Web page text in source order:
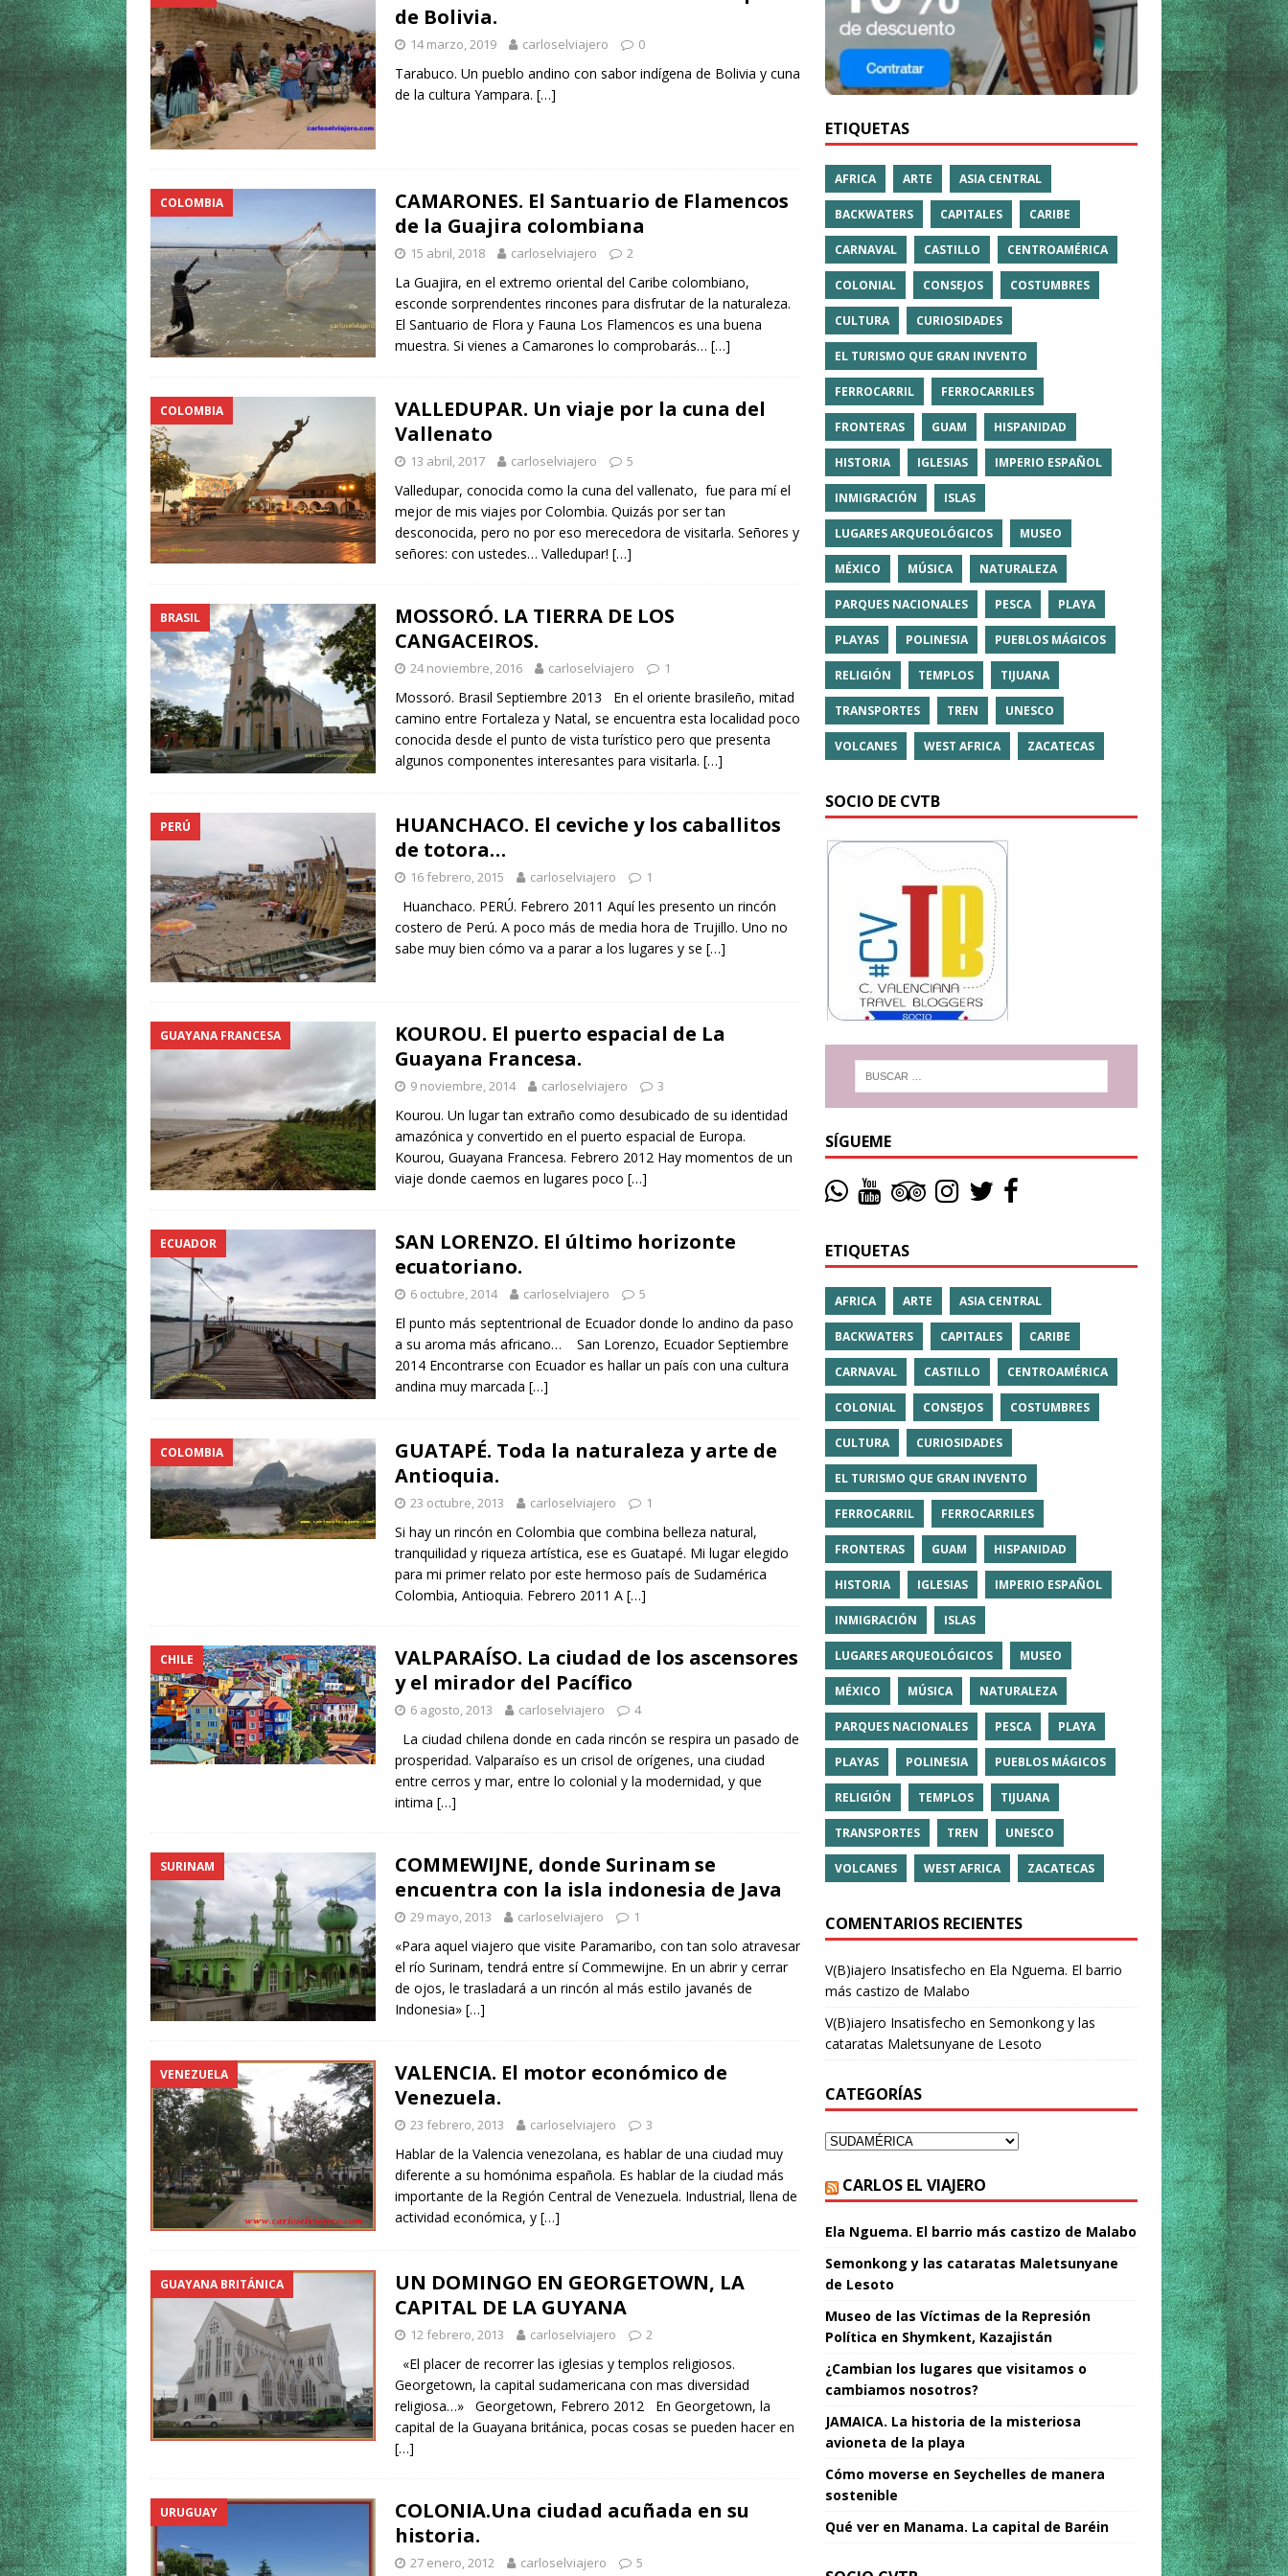
de Bolivia.
14 marzo, 2019 carloselviajero 0
Tarabuco. Un pueblo andino con sabor indígena de Bolivia y cuna
de la cultura Yampara. […]
COLOMBIA
CAMARONES. El Santuario de Flamencos
de la Guajira colombiana
15 abril, 2018 carloselviajero 2
La Guajira, en el extremo oriental del Caribe colombiano,
esconde sorprendentes rincones para disfrutar de la naturaleza.
El Santuario de Flora y Fauna Los Flamencos es una buena
muestra. Si vienes a Camarones lo comprobarás… […]
COLOMBIA
VALLEDUPAR. Un viaje por la cuna del
Vallenato
13 abril, 2017 carloselviajero 5
Valledupar, conocida como la cuna del vallenato, fue para mí el
mejor de mis viajes por Colombia. Quizás por ser tan
desconocida, pero no por eso merecedora de visitarla. Señores y
señores: con ustedes… Valledupar! […]
BRASIL
MOSSORÓ. LA TIERRA DE LOS
CANGACEIROS.
24 noviembre, 2016 carloselviajero 1
Mossoró. Brasil Septiembre 2013 En el oriente brasileño, mitad
camino entre Fortaleza y Natal, se encuentra esta localidad poco
conocida desde el punto de vista turístico pero que presenta
algunos componentes interesantes para visitarla. […]
PERÚ
HUANCHACO. El ceviche y los caballitos
de totora…
16 febrero, 2015 carloselviajero 1
Huanchaco. PERÚ. Febrero 2011 Aquí les presento un rincón
costero de Perú. A poco más de media hora de Trujillo. Uno no
sabe muy bien cómo va a parar a los lugares y se […]
GUAYANA FRANCESA
KOUROU. El puerto espacial de La
Guayana Francesa.
9 noviembre, 2014 carloselviajero 3
Kourou. Un lugar tan extraño como desubicado de su identidad
amazónica y convertido en el puerto espacial de Europa.
Kourou, Guayana Francesa. Febrero 2012 Hay momentos de un
viaje donde caemos en lugares poco […]
ECUADOR
SAN LORENZO. El último horizonte
ecuatoriano.
6 octubre, 2014 carloselviajero 5
El punto más septentrional de Ecuador donde lo andino da paso
a su aroma más africano… San Lorenzo, Ecuador Septiembre
2014 Encontrarse con Ecuador es hallar un país con una cultura
andina muy marcada […]
COLOMBIA
GUATAPÉ. Toda la naturaleza y arte de
Antioquia.
23 octubre, 2013 carloselviajero 1
Si hay un rincón en Colombia que combina belleza natural,
tranquilidad y riqueza artística, ese es Guatapé. Mi lugar elegido
para mi primer relato por este hermoso país de Sudamérica
Colombia, Antioquia. Febrero 2011 A […]
CHILE
VALPARAÍSO. La ciudad de los ascensores
y el mirador del Pacífico
6 agosto, 2013 carloselviajero 4
La ciudad chilena donde en cada rincón se respira un pasado de
prosperidad. Valparaíso es un crisol de orígenes, una ciudad
entre cerros y mar, entre lo colonial y la modernidad, y que
intima […]
SURINAM
COMMEWIJNE, donde Surinam se
encuentra con la isla indonesia de Java
29 mayo, 2013 carloselviajero 1
«Para aquel viajero que visite Paramaribo, con tan solo atravesar
el río Surinam, tendrá entre sí Commewijne. En un abrir y cerrar
de ojos, le trasladará a un rincón al más estilo javanés de
Indonesia» […]
VENEZUELA
VALENCIA. El motor económico de
Venezuela.
23 febrero, 2013 carloselviajero 3
Hablar de la Valencia venezolana, es hablar de una ciudad muy
diferente a su homónima española. Es hablar de la ciudad más
importante de la Región Central de Venezuela. Industrial, llena de
actividad económica, y […]
GUAYANA BRITÁNICA
UN DOMINGO EN GEORGETOWN, LA
CAPITAL DE LA GUYANA
12 febrero, 2013 carloselviajero 2
«El placer de recorrer las iglesias y templos religiosos.
Georgetown, la capital sudamericana con mas diversidad
religiosa…» Georgetown, Febrero 2012 En Georgetown, la
capital de la Guayana británica, pocas cosas se pueden hacer en
[…]
URUGUAY
COLONIA.Una ciudad acuñada en su
historia.
27 enero, 2012 carloselviajero 5
ETIQUETAS
AFRICA ARTE ASIA CENTRAL
BACKWATERS CAPITALES CARIBE
CARNAVAL CASTILLO CENTROAMÉRICA
COLONIAL CONSEJOS COSTUMBRES
CULTURA CURIOSIDADES
EL TURISMO QUE GRAN INVENTO
FERROCARRIL FERROCARRILES
FRONTERAS GUAM HISPANIDAD
HISTORIA IGLESIAS IMPERIO ESPAÑOL
INMIGRACIÓN ISLAS
LUGARES ARQUEOLÓGICOS MUSEO
MÉXICO MÚSICA NATURALEZA
PARQUES NACIONALES PESCA PLAYA
PLAYAS POLINESIA PUEBLOS MÁGICOS
RELIGIÓN TEMPLOS TIJUANA
TRANSPORTES TREN UNESCO
VOLCANES WEST AFRICA ZACATECAS
SOCIO DE CVTB
SÍGUEME
ETIQUETAS
AFRICA ARTE ASIA CENTRAL
BACKWATERS CAPITALES CARIBE
CARNAVAL CASTILLO CENTROAMÉRICA
COLONIAL CONSEJOS COSTUMBRES
CULTURA CURIOSIDADES
EL TURISMO QUE GRAN INVENTO
FERROCARRIL FERROCARRILES
FRONTERAS GUAM HISPANIDAD
HISTORIA IGLESIAS IMPERIO ESPAÑOL
INMIGRACIÓN ISLAS
LUGARES ARQUEOLÓGICOS MUSEO
MÉXICO MÚSICA NATURALEZA
PARQUES NACIONALES PESCA PLAYA
PLAYAS POLINESIA PUEBLOS MÁGICOS
RELIGIÓN TEMPLOS TIJUANA
TRANSPORTES TREN UNESCO
VOLCANES WEST AFRICA ZACATECAS
COMENTARIOS RECIENTES
V(B)iajero Insatisfecho en Ela Nguema. El barrio
más castizo de Malabo
V(B)iajero Insatisfecho en Semonkong y las
cataratas Maletsunyane de Lesoto
CATEGORÍAS
CARLOS EL VIAJERO
Ela Nguema. El barrio más castizo de Malabo
Semonkong y las cataratas Maletsunyane
de Lesoto
Museo de las Víctimas de la Represión
Política en Shymkent, Kazajistán
¿Cambian los lugares que visitamos o
cambiamos nosotros?
JAMAICA. La historia de la misteriosa
avioneta de la playa
Cómo moverse en Seychelles de manera
sostenible
Qué ver en Manama. La capital de Baréin